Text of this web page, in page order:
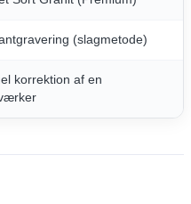
(slagmetode)
korrektion af en